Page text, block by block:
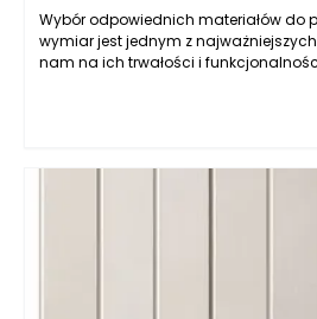
Wybór odpowiednich materiałów do
wymiar jest jednym z
nam na ich trwałości i
sklejka wodoodporna. Istotne jest,